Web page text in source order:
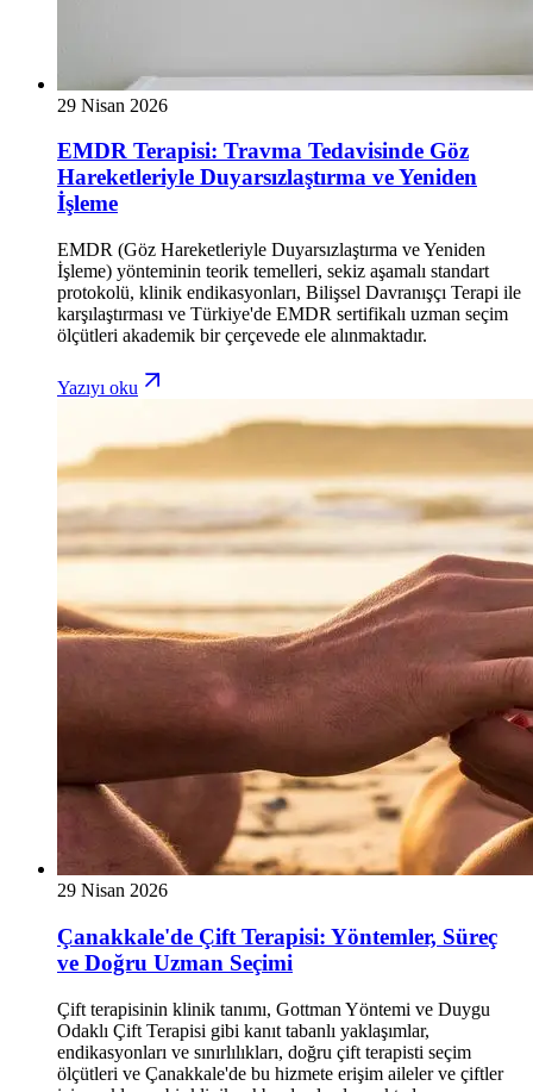
29 Nisan 2026
EMDR Terapisi: Travma Tedavisinde Göz
Hareketleriyle Duyarsızlaştırma ve Yeniden
İşleme
EMDR (Göz Hareketleriyle Duyarsızlaştırma ve Yeniden
İşleme) yönteminin teorik temelleri, sekiz aşamalı standart
protokolü, klinik endikasyonları, Bilişsel Davranışçı Terapi ile
karşılaştırması ve Türkiye'de EMDR sertifikalı uzman seçim
ölçütleri akademik bir çerçevede ele alınmaktadır.
Yazıyı oku
29 Nisan 2026
Çanakkale'de Çift Terapisi: Yöntemler, Süreç
ve Doğru Uzman Seçimi
Çift terapisinin klinik tanımı, Gottman Yöntemi ve Duygu
Odaklı Çift Terapisi gibi kanıt tabanlı yaklaşımlar,
endikasyonları ve sınırlılıkları, doğru çift terapisti seçim
ölçütleri ve Çanakkale'de bu hizmete erişim aileler ve çiftler